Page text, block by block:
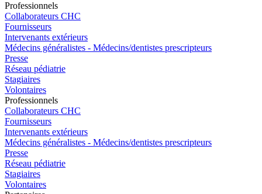
Professionnels
Collaborateurs CHC
Fournisseurs
Intervenants extérieurs
Médecins généralistes - Médecins/dentistes prescripteurs
Presse
Réseau pédiatrie
Stagiaires
Volontaires
Professionnels
Collaborateurs CHC
Fournisseurs
Intervenants extérieurs
Médecins généralistes - Médecins/dentistes prescripteurs
Presse
Réseau pédiatrie
Stagiaires
Volontaires